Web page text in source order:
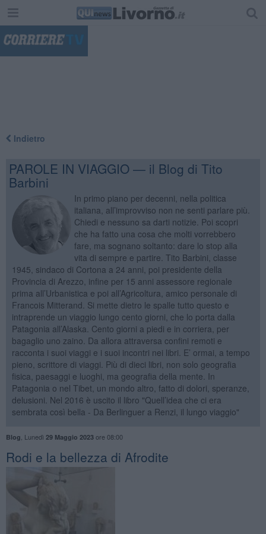
Indietro
PAROLE IN VIAGGIO — il Blog di Tito
Barbini
In primo piano per decenni, nella politica
italiana, all’improvviso non ne senti parlare più.
Chiedi e nessuno sa darti notizie. Poi scopri
che ha fatto una cosa che molti vorrebbero
fare, ma sognano soltanto: dare lo stop alla
vita di sempre e partire. Tito Barbini, classe
1945, sindaco di Cortona a 24 anni, poi presidente della
Provincia di Arezzo, infine per 15 anni assessore regionale
prima all’Urbanistica e poi all’Agricoltura, amico personale di
Francois Mitterand. Si mette dietro le spalle tutto questo e
intraprende un viaggio lungo cento giorni, che lo porta dalla
Patagonia all’Alaska. Cento giorni a piedi e in corriera, per
bagaglio uno zaino. Da allora attraversa confini remoti e
racconta i suoi viaggi e i suoi incontri nei libri. E’ ormai, a tempo
pieno, scrittore di viaggi. Più di dieci libri, non solo geografia
fisica, paesaggi e luoghi, ma geografia della mente. In
Patagonia o nel Tibet, un mondo altro, fatto di dolori, speranze,
delusioni. Nel 2016 è uscito il libro "Quell’idea che ci era
sembrata così bella - Da Berlinguer a Renzi, il lungo viaggio"
Blog Lunedì 29 Maggio 2023ore 08:00
Rodi e la bellezza di Afrodite